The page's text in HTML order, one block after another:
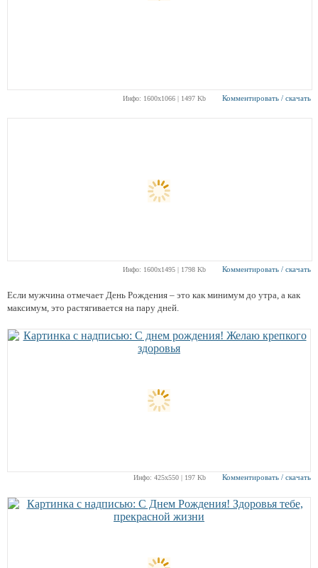
Инфо: 1600х1066 | 1497 Kb Комментировать / скачать
Инфо: 1600х1495 | 1798 Kb Комментировать / скачать
Если мужчина отмечает День Рождения – это как минимум до утра, а как
максимум, это растягивается на пару дней.
Инфо: 425х550 | 197 Kb Комментировать / скачать